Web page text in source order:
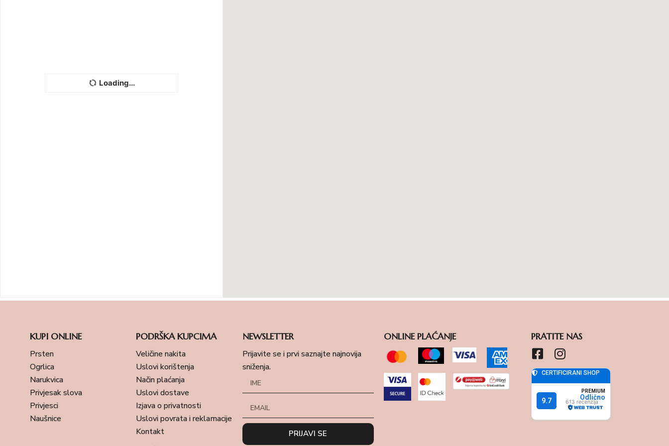
KUPI ONLINE
Prsten
Ogrlica
Narukvica
Privjesak slova
Privjesci
Naušnice
PODRŠKA KUPCIMA
Veličine nakita
Uslovi korištenja
Način plaćanja
Uslovi dostave
Izjava o privatnosti
Uslovi povrata i reklamacije
Kontakt
NEWSLETTER
Prijavite se i prvi saznajte najnovija
sniženja.
PRIJAVI SE
ONLINE PLAĆANJE PRATITE NAS